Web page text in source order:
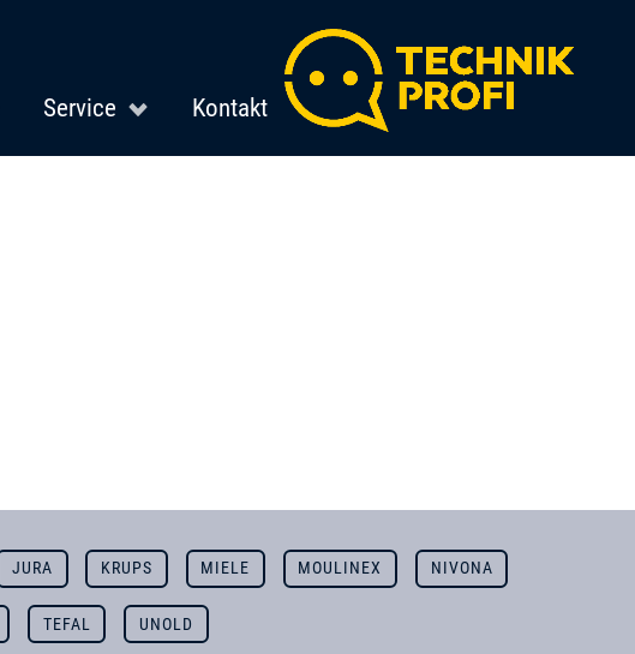
Service Kontakt
JURA KRUPS MIELE MOULINEX NIVONA
TEFAL UNOLD